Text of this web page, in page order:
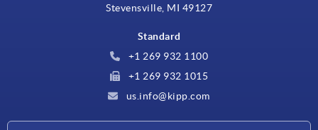
Stevensville, MI 49127
Standard
+1 269 932 1100
+1 269 932 1015
us.info@kipp.com